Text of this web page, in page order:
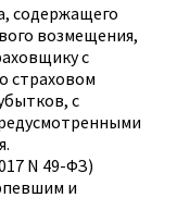
содержащего
возмещения,
с
страховом
с
N 49-ФЗ)
и